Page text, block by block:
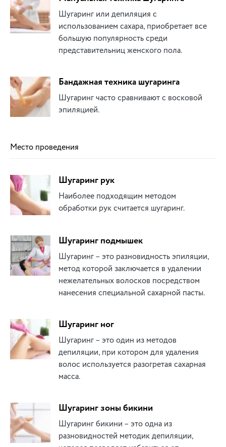
Шугаринг или депиляция с
использованием сахара, приобретает все
большую популярность среди
представительниц женского пола.
Бандажная техника шугаринга
Шугаринг часто сравнивают с восковой
эпиляцией.
Место проведения
Шугаринг рук
Наиболее подходящим методом
обработки рук считается шугаринг.
Шугаринг подмышек
Шугаринг – это разновидность эпиляции,
метод которой заключается в удалении
нежелательных волосков посредством
нанесения специальной сахарной пасты.
Шугаринг ног
Шугаринг – это один из методов
депиляции, при котором для удаления
волос используется разогретая сахарная
масса.
Шугаринг зоны бикини
Шугаринг бикини – это одна из
разновидностей методик депиляции,